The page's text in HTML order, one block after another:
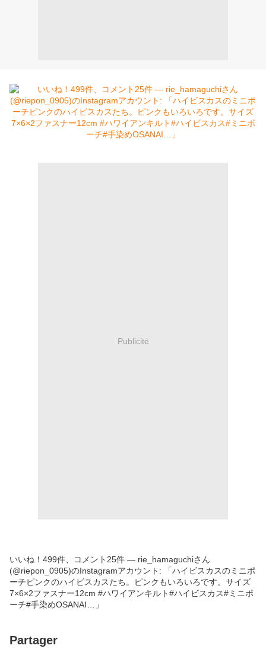
Publicité
いいね！499件、コメント25件 ― rie_hamaguchiさん
(@riepon_0905)のInstagramアカウント: 「ハイビスカスのミニポ
ーチピンクのハイビスカスたち。ピンクもいろいろです。サイズ
7×6×2ファスナー12cm #ハワイアンキルト#ハイビスカス#ミニポ
ーチ#手染めOSANAI…」
Partager